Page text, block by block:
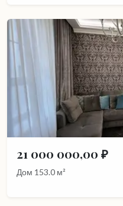
21 000 000,00 ₽
Дом 153.0 м²